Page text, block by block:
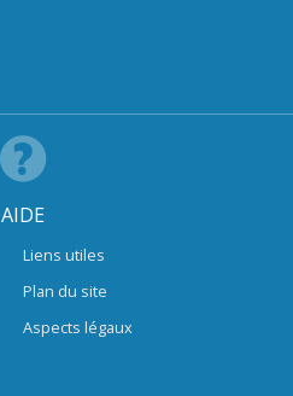
AIDE
Liens utiles
Plan du site
Aspects légaux